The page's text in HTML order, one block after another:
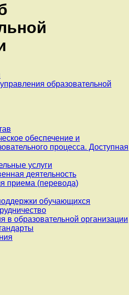
образовательной
обеспечение и
процесса. Доступная
услуги
деятельность
приема (перевода)
обучающихся
в образовательной организации